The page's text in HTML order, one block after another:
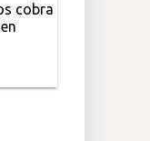
cobra